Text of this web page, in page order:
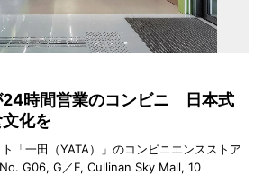
24時間営業のコンビニ 日本式
化を
「一田（YATA）」のコンビニエンスストア
G06, G／F, Cullinan Sky Mall, 10